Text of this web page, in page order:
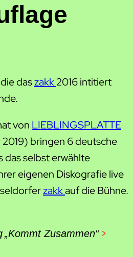
daszakk2016 intitiert
von LIEBLINGSPLATTE
2019) bringen 6 deutsche
das selbst erwählte
eigenen Diskografie live
zakkauf die Bühne.
„Kommt Zusammen“ >